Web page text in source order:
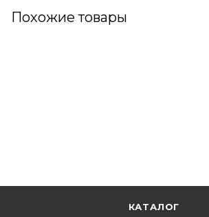
Похожие товары
КАТАЛОГ